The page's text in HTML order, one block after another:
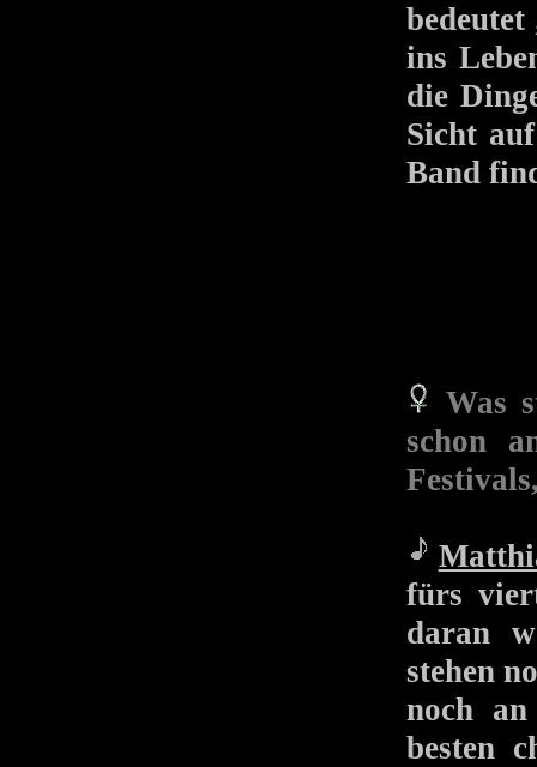
ins
die
Sicht
Band
Was
schon
fürs
daran
stehen
noch
besten